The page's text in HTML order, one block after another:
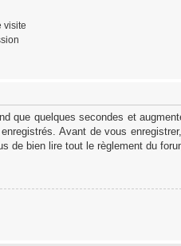
visite
que quelques secondes et
Avant de vous
de bien lire tout le règlement du